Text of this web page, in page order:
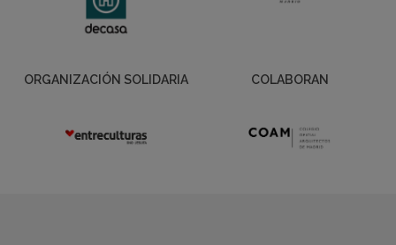
ORGANIZACIÓN SOLIDARIA COLABORAN